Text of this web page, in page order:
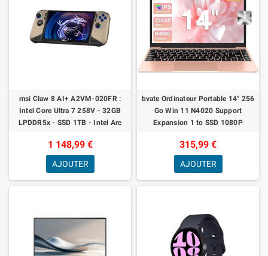
msi Claw 8 AI+ A2VM-020FR :
Intel Core Ultra 7 258V - 32GB
LPDDR5x - SSD 1TB - Intel Arc
Tactile 500
1 148,99 €
AJOUTER
bvate Ordinateur Portable 14" 256
Go Win 11 N4020 Support
Expansion 1 to SSD 1080P
sans Fil et U
315,99 €
AJOUTER